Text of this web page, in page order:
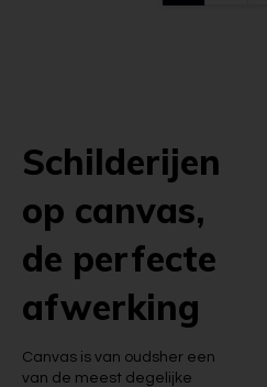
Schilderijen
op canvas,
de perfecte
afwerking
Canvas is van oudsher een
van de meest degelijke